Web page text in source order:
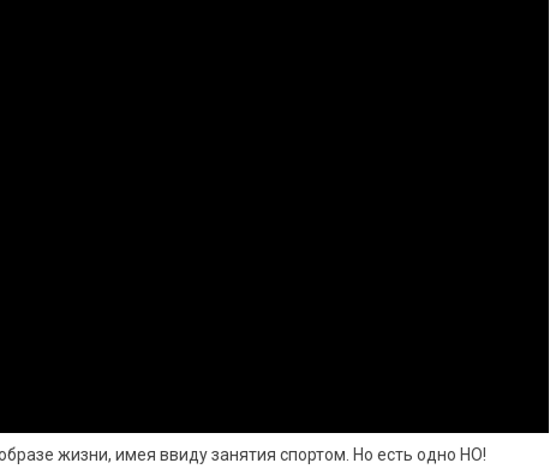
жизни, имея ввиду занятия спортом. Но есть одно НО!